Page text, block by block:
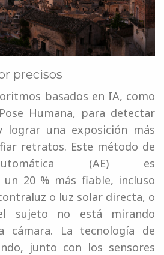
precisos
basados ​​en IA, como
Humana, para detectar
lograr una exposición más
retratos. Este método de
(AE) es
un 20 % más fiable, incluso
o luz solar directa, o
sujeto no está mirando
cámara. La tecnología de
junto con los sensores